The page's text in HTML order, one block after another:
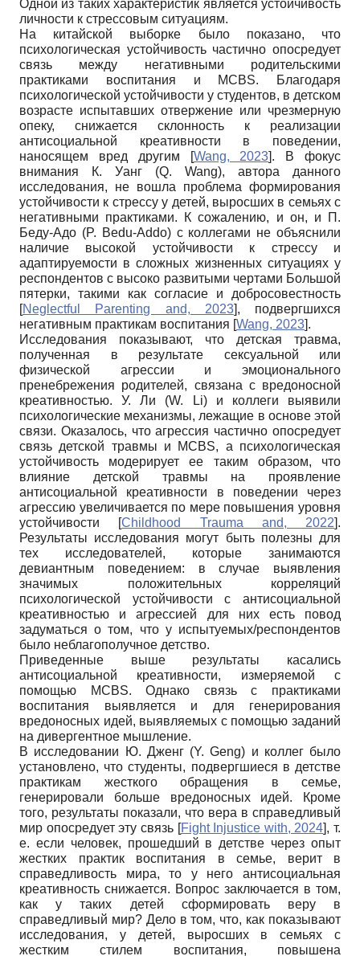
Одной из таких характеристик является устойчивость
личности к стрессовым ситуациям.
На китайской выборке было показано, что
психологическая устойчивость частично опосредует
связь между негативными родительскими
практиками воспитания и MCBS. Благодаря
психологической устойчивости у студентов, в детском
возрасте испытавших отвержение или чрезмерную
опеку, снижается склонность к реализации
антисоциальной креативности в поведении,
наносящем вред другим
[Wang, 2023]. В фокус
внимания К. Уанг (Q. Wang), автора данного
исследования, не вошла проблема формирования
устойчивости к стрессу у детей, выросших в семьях с
негативными практиками. К сожалению, и он, и П.
Беду-Адо (P. Bedu-Addo) с коллегами не объяснили
наличие высокой устойчивости к стрессу и
адаптируемости в сложных жизненных ситуациях у
респондентов с высоко развитыми чертами Большой
пятерки, такими как согласие и добросовестность
[Neglectful Parenting and, 2023], подвергшихся
негативным практикам воспитания [Wang, 2023].
Исследования показывают, что детская травма,
полученная в результате сексуальной или
физической агрессии и эмоционального
пренебрежения родителей, связана с вредоносной
креативностью. У. Ли (W. Li) и коллеги выявили
психологические механизмы, лежащие в основе этой
связи. Оказалось, что агрессия частично опосредует
связь детской травмы и MCBS, а психологическая
устойчивость модерирует ее таким образом, что
влияние детской травмы на проявление
антисоциальной креативности в поведении через
агрессию увеличивается по мере повышения уровня
устойчивости
[Childhood Trauma and, 2022].
Результаты исследования могут быть полезны для
тех исследователей, которые занимаются
девиантным поведением: в случае выявления
значимых положительных корреляций
психологической устойчивости с антисоциальной
креативностью и агрессией для них есть повод
задуматься о том, что у испытуемых/респондентов
было неблагополучное детство.
Приведенные выше результаты касались
антисоциальной креативности, измеряемой с
помощью MCBS. Однако связь с практиками
воспитания выявляется и для генерирования
вредоносных идей, выявляемых с помощью заданий
на дивергентное мышление.
В исследовании Ю. Дженг (Y. Geng) и коллег было
установлено, что студенты, подвергшиеся в детстве
практикам жесткого обращения в семье,
генерировали больше вредоносных идей. Кроме
того, результаты показали, что вера в справедливый
мир опосредует эту связь [Fight Injustice with, 2024], т.
е. если человек, прошедший в детстве через опыт
жестких практик воспитания в семье, верит в
справедливость мира, то у него антисоциальная
креативность снижается. Вопрос заключается в том,
как у таких детей сформировать веру в
справедливый мир? Дело в том, что, как показывают
исследования, у детей, выросших в семьях с
жестким стилем воспитания, повышена